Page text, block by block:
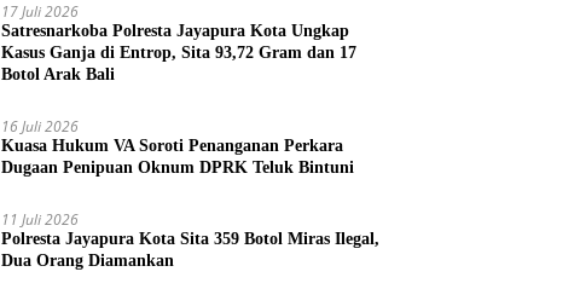
17 Juli 2026
Satresnarkoba Polresta Jayapura Kota Ungkap
Kasus Ganja di Entrop, Sita 93,72 Gram dan 17
Botol Arak Bali
16 Juli 2026
Kuasa Hukum VA Soroti Penanganan Perkara
Dugaan Penipuan Oknum DPRK Teluk Bintuni
11 Juli 2026
Polresta Jayapura Kota Sita 359 Botol Miras Ilegal,
Dua Orang Diamankan